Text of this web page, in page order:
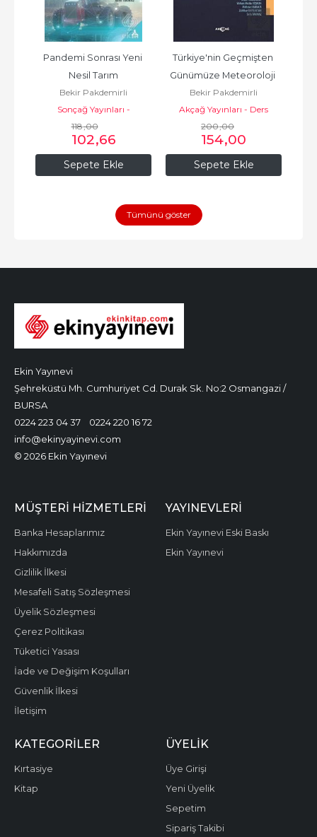
Sepete Ekle
Pandemi Sonrası Yeni
Nesil Tarım
Bekir Pakdemirli
Sonçağ Yayınları -
Akademik Kitaplar
118,00
102,66
Sepete Ekle
Türkiye'nin Geçmişten
Günümüze Meteoroloji
Politik
Bekir Pakdemirli
Akçağ Yayınları - Ders
Kitapları
200,00
154,00
Tümünü göster
Ekin Yayınevi
Şehreküstü Mh. Cumhuriyet Cd. Durak Sk. No:2 Osmangazi /
BURSA
0224 223 04 37
0224 220 16 72
info@ekinyayinevi.com
© 2026 Ekin Yayınevi
MÜŞTERI HIZMETLERI
Banka Hesaplarımız
Hakkımızda
Gizlilik İlkesi
Mesafeli Satış Sözleşmesi
Üyelik Sözleşmesi
Çerez Politikası
Tüketici Yasası
İade ve Değişim Koşulları
Güvenlik İlkesi
İletişim
YAYINEVLERI
Ekin Yayınevi Eski Baskı
Ekin Yayınevi
KATEGORILER
Kırtasiye
Kitap
ÜYELIK
Üye Girişi
Yeni Üyelik
Sepetim
Sipariş Takibi